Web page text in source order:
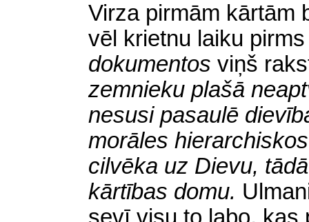
Virza pirmām kārtām
vēl krietnu laiku
dokumentos viņš
zemnieku plašā
nesusi pasaulē
morāles
cilvēka uz Dievu,
kārtības domu.